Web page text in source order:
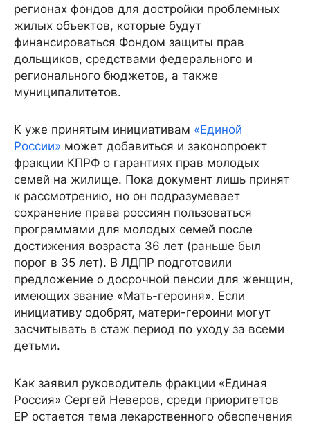
регионах фондов для достройки проблемных
жилых объектов, которые будут
финансироваться Фондом защиты прав
дольщиков, средствами федерального и
регионального бюджетов, а также
муниципалитетов.
К уже принятым инициативам «Единой
России» может добавиться и законопроект
фракции КПРФ о гарантиях прав молодых
семей на жилище. Пока документ лишь принят
к рассмотрению, но он подразумевает
сохранение права россиян пользоваться
программами для молодых семей после
достижения возраста 36 лет (раньше был
порог в 35 лет). В ЛДПР подготовили
предложение о досрочной пенсии для женщин,
имеющих звание «Мать-героиня». Если
инициативу одобрят, матери-героини могут
засчитывать в стаж период по уходу за всеми
детьми.
Как заявил руководитель фракции «Единая
Россия» Сергей Неверов, среди приоритетов
ЕР остается тема лекарственного обеспечения